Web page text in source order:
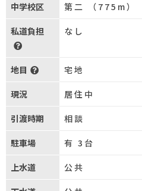
中学校区 第二 （775m）
私道負担 なし
地目 宅地
現況 居住中
引渡時期 相談
駐車場 有 3台
上水道 公共